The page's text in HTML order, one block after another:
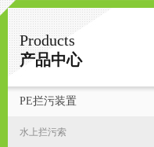
宁波君益塑业有限公司
Products
产品中心
PE拦污装置
水上拦污索